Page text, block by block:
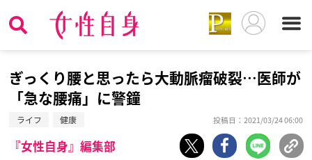
ぎっくり腰と思ったら大動脈瘤破裂…医師が
「急な腰痛」に警鐘
ライフ 健康 投稿日：2021/03/24 06:00
『女性自身』編集部